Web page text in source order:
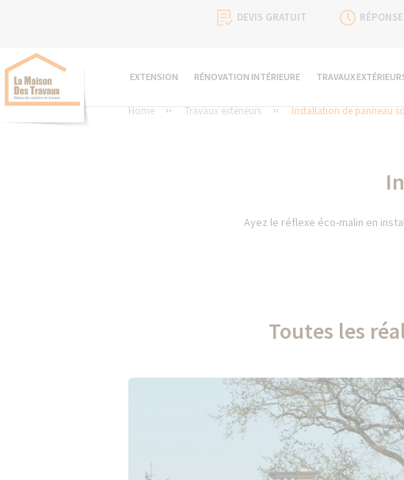
DEVIS GRATUIT
EXTENSION RÉNOVATION INTÉRIEURE TRAVAUX
Home Travaux extérieurs Installation de panneau
Ayez le réflexe éco-malin en
Toutes les